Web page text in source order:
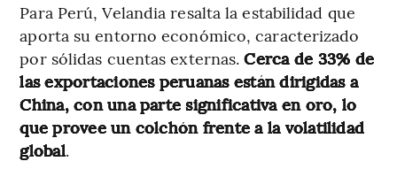
Para Perú, Velandia resalta la estabilidad que
aporta su entorno económico, caracterizado
por sólidas cuentas externas.Cerca de 33% de
las exportaciones peruanas están dirigidas a
China, con una parte significativa en oro, lo
que provee un colchón frente a la volatilidad
global.